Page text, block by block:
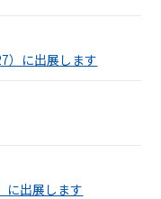
）に出展します
に出展します